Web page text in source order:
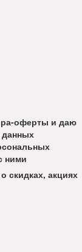
оферты и даю
данных
ними
скидках, акциях